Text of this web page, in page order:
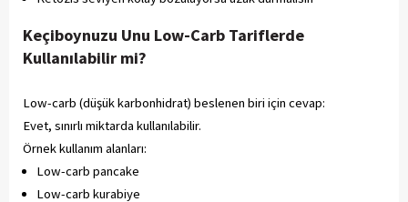
Keçiboynuzu Unu Low-Carb Tariflerde
Kullanılabilir mi?
Low-carb (düşük karbonhidrat) beslenen biri için cevap:
Evet, sınırlı miktarda kullanılabilir.
Örnek kullanım alanları:
Low-carb pancake
Low-carb kurabiye